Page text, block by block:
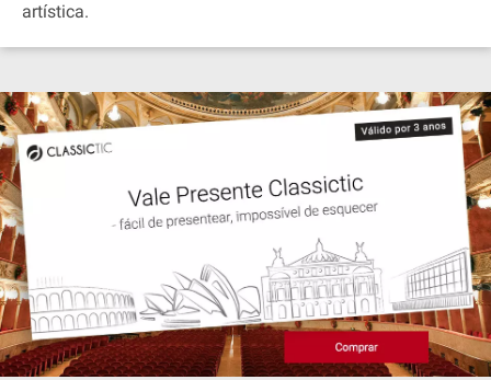
artística.